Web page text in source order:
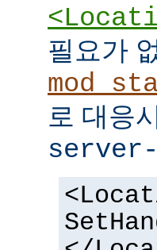
필요가
로 대응